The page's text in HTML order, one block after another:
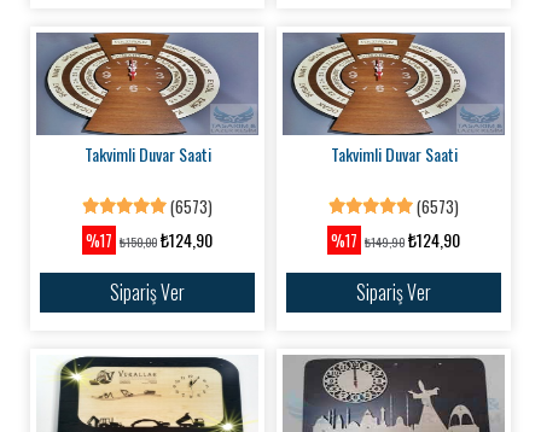
Takvimli Duvar Saati
(6573)
%17 ₺150,00 ₺124,90
Sipariş Ver
Takvimli Duvar Saati
(6573)
%17 ₺149,90 ₺124,90
Sipariş Ver